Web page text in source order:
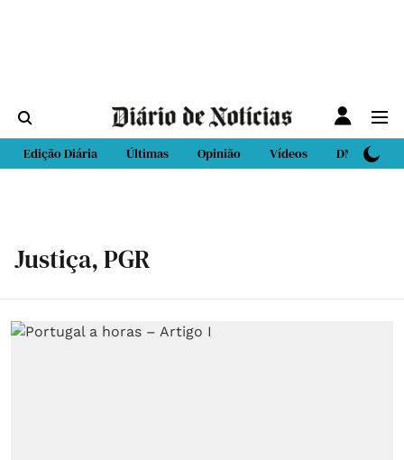
Edição Diária Últimas Opinião Vídeos DN Sport
Justiça, PGR